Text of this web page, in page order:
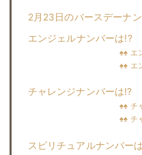
2月23日のバースデーナ
エンジェルナンバーは!?
♠♠ エ
♠♠ エ
チャレンジナンバーは!?
♠♠ チ
♠♠ チ
スピリチュアルナンバー